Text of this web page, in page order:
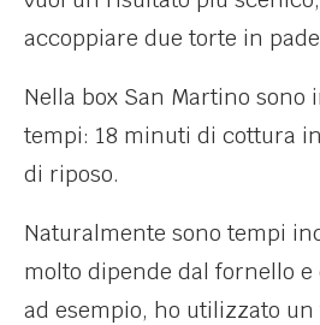
accoppiare due torte in
Nella box San Martino sono
tempi: 18 minuti di cottura
di riposo.
Naturalmente sono tempi
molto dipende dal fornello e
ad esempio, ho utilizzato